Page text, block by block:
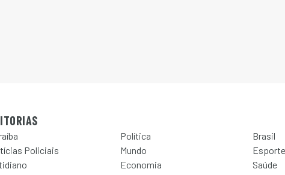
Política
Brasil
Policiais
Mundo
Esporte
Economia
Saúde